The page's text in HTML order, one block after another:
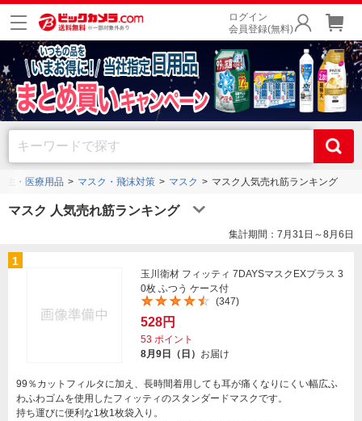
ログイン
会員登録(無料)
生・医療用品 マスク・飛沫対策 マスク マスク人気売れ筋ランキング
マスク 人気売れ筋ランキング
集計期間：7月31日～8月6日
1
玉川衛材 フィッティ 7DAYSマスクEXプラス 3
0枚 ふつう ケース付
(347)
528円
53 ポイント
8月9日（日） お届け
99％カットフィルタに加え、長時間着用しても耳が痛くなりにくい幅広ふ
わふわゴムを使用したフィッティのスタンダードマスクです。
持ち運びに便利な1枚1枚袋入り。